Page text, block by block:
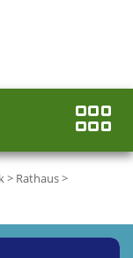
> Rathaus>